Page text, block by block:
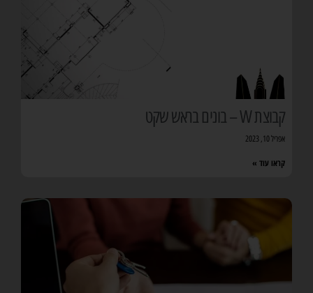
קבוצת W – בונים בראש שקט
אפריל 10, 2023
קראו עוד »